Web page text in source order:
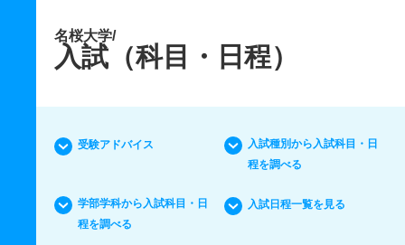
名桜大学/
入試（科目・日程）
受験アドバイス
入試種別から入試科目・日
程を調べる
学部学科から入試科目・日
程を調べる
入試日程一覧を見る